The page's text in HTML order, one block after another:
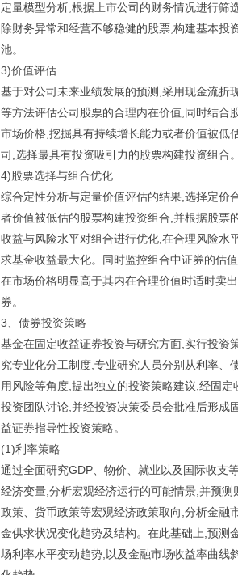
定量模型分析,根据上市公司的财务情况进行筛
除财务异常和经营不够稳健的股票,构建基本投
池。
3)价值评估
基于对公司未来业绩发展的预测,采用现金流折
等方法评估公司股票的合理内在价值,同时结合
市场价格,挖掘具有持续增长能力或者价值被低
司,选择最具有投资吸引力的股票构建投资组合。
4)股票选择与组合优化
综合定性分析与定量价值评估的结果,选择定价
者价值被低估的股票构建投资组合,并根据股票
收益与风险水平对组合进行优化,在合理风险水
求基金收益最大化。同时监控组合中证券的估值
在市场价格明显高于其内在合理价值时适时卖
券。
3、债券投资策略
基金在固定收益证券投资与研究方面,实行投资
究专业化分工制度,专业研究人员分别从利率、
用风险等角度,提出独立的投资策略建议,经固定
投资团队讨论,并经投资决策委员会批准后形成
益证券指导性投资策略。
(1)利率策略
通过全面研究GDP、物价、就业以及国际收支
经济变量,分析宏观经济运行的可能情景,并预测
政策、货币政策等宏观经济政策取向,分析金融
金供求状况变化趋势及结构。在此基础上,预测
场利率水平变动趋势,以及金融市场收益率曲线